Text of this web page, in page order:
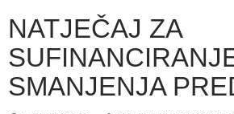
NATJEČAJ ZA
SMANJENJA